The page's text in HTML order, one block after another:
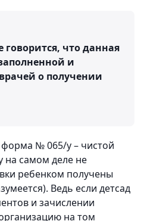
говорится, что данная
и
о получении
форма № 065/у – чистой
самом деле не
ребенком получены
Ведь если детсад
и зачислении
на том